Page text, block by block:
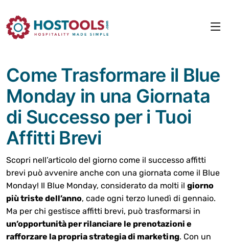
Come Trasformare il Blue
Monday in una Giornata
di Successo per i Tuoi
Affitti Brevi
Scopri nell’articolo del giorno come il successo affitti
brevi può avvenire anche con una giornata come il Blue
Monday! Il Blue Monday, considerato da molti il giorno
più triste dell’anno, cade ogni terzo lunedì di gennaio.
Ma per chi gestisce affitti brevi, può trasformarsi in
un’opportunità per rilanciare le prenotazioni e
rafforzare la propria strategia di marketing. Con un